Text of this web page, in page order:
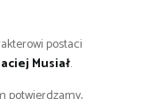
postaci
Musiał.